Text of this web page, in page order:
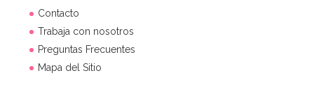
Contacto
Trabaja con nosotros
Preguntas Frecuentes
Mapa del Sitio